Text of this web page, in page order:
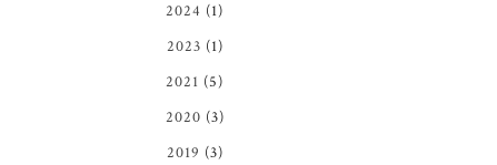
2024 (1)
2023 (1)
2021 (5)
2020 (3)
2019 (3)